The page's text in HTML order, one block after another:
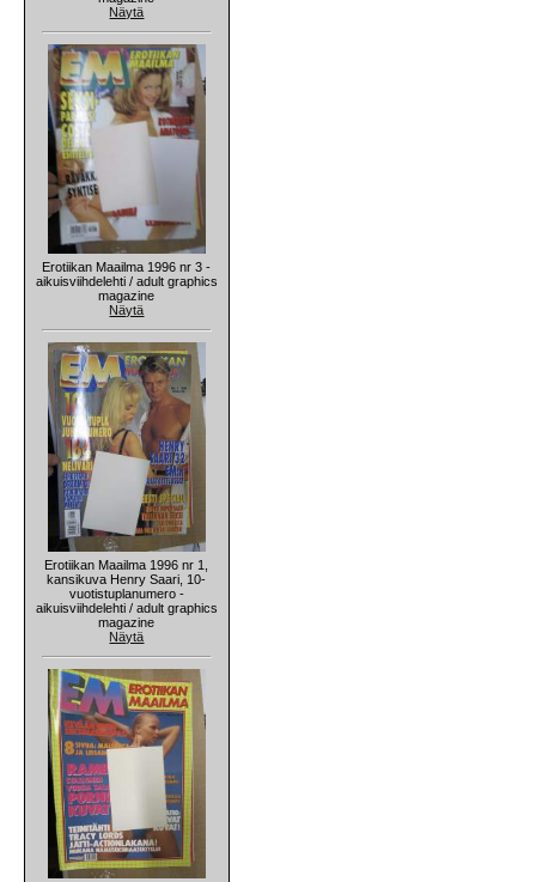
Näytä
Erotiikan Maailma 1996 nr 3 -
aikuisviihdelehti / adult graphics
magazine
Näytä
Erotiikan Maailma 1996 nr 1,
kansikuva Henry Saari, 10-
vuotistuplanumero -
aikuisviihdelehti / adult graphics
magazine
Näytä